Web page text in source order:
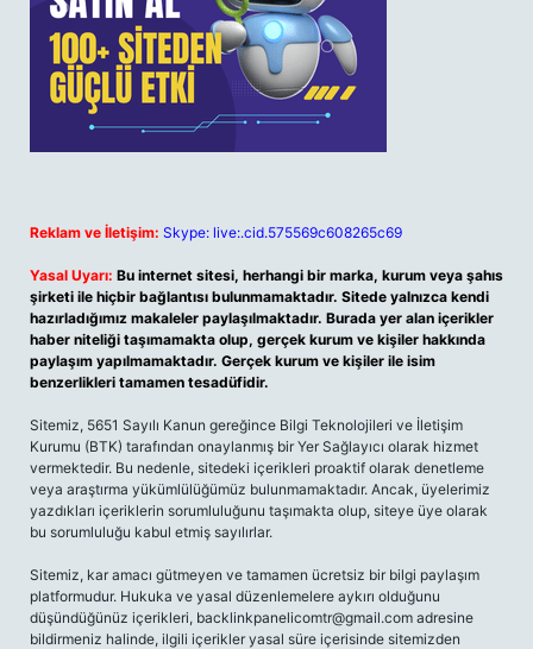
Reklam ve İletişim: Skype: live:.cid.575569c608265c69
Yasal Uyarı: Bu internet sitesi, herhangi bir marka, kurum veya şahıs
şirketi ile hiçbir bağlantısı bulunmamaktadır. Sitede yalnızca kendi
hazırladığımız makaleler paylaşılmaktadır. Burada yer alan içerikler
haber niteliği taşımamakta olup, gerçek kurum ve kişiler hakkında
paylaşım yapılmamaktadır. Gerçek kurum ve kişiler ile isim
benzerlikleri tamamen tesadüfidir.
Sitemiz, 5651 Sayılı Kanun gereğince Bilgi Teknolojileri ve İletişim
Kurumu (BTK) tarafından onaylanmış bir Yer Sağlayıcı olarak hizmet
vermektedir. Bu nedenle, sitedeki içerikleri proaktif olarak denetleme
veya araştırma yükümlülüğümüz bulunmamaktadır. Ancak, üyelerimiz
yazdıkları içeriklerin sorumluluğunu taşımakta olup, siteye üye olarak
bu sorumluluğu kabul etmiş sayılırlar.
Sitemiz, kar amacı gütmeyen ve tamamen ücretsiz bir bilgi paylaşım
platformudur. Hukuka ve yasal düzenlemelere aykırı olduğunu
düşündüğünüz içerikleri, backlinkpanelicomtr@gmail.com adresine
bildirmeniz halinde, ilgili içerikler yasal süre içerisinde sitemizden